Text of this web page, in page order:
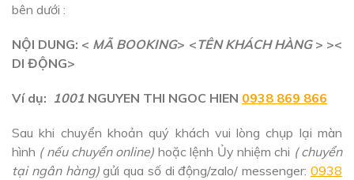
bên dưới :
NỘI DUNG: < MÃ BOOKING> <TÊN KHÁCH HÀNG > ><
DI ĐỘNG>
Ví dụ: 1001 NGUYEN THI NGOC HIEN 0938 869 866
Sau khi chuyển khoản quý khách vui lòng chụp lại màn
hình ( nếu chuyển online) hoặc lệnh Ủy nhiệm chi ( chuyển
tại ngân hàng)gửi qua số di động/zalo/ messenger:0938